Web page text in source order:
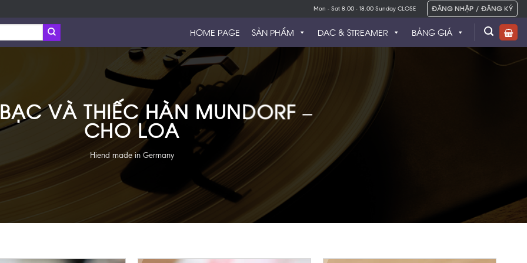
Mon - Sat 8.00 - 18.00 Sunday CLOSE ĐĂNG NHẬP / ĐĂNG KÝ
HOME PAGE SẢN PHẨM BẢNG GIÁ
DAC & STREAMER
VÀ THIẾC HÀN MUNDORF –
CHO LOA
Hiend made in Germany